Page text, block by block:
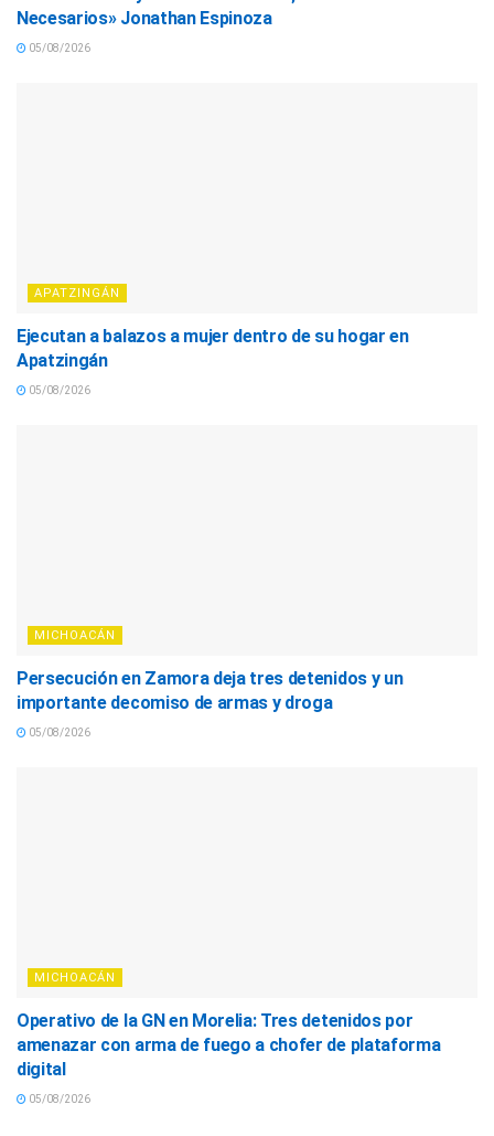
Necesarios» Jonathan Espinoza
05/08/2026
APATZINGÁN
Ejecutan a balazos a mujer dentro de su hogar en
Apatzingán
05/08/2026
MICHOACÁN
Persecución en Zamora deja tres detenidos y un
importante decomiso de armas y droga
05/08/2026
MICHOACÁN
Operativo de la GN en Morelia: Tres detenidos por
amenazar con arma de fuego a chofer de plataforma
digital
05/08/2026